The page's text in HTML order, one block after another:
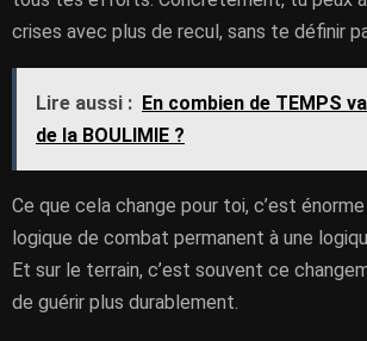
crises avec plus de recul, sans te définir
Lire aussi : En combien de TEMPS
de la BOULIMIE ?
Ce que cela change pour toi, c’est énorme
logique de combat permanent à une
Et sur le terrain, c’est souvent ce
de guérir plus durablement.